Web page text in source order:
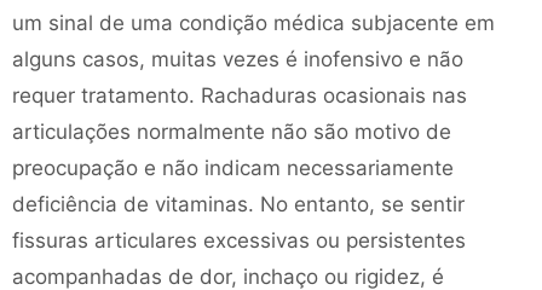
um sinal de uma condição médica subjacente em
alguns casos, muitas vezes é inofensivo e não
requer tratamento. Rachaduras ocasionais nas
articulações normalmente não são motivo de
preocupação e não indicam necessariamente
deficiência de vitaminas. No entanto, se sentir
fissuras articulares excessivas ou persistentes
acompanhadas de dor, inchaço ou rigidez, é